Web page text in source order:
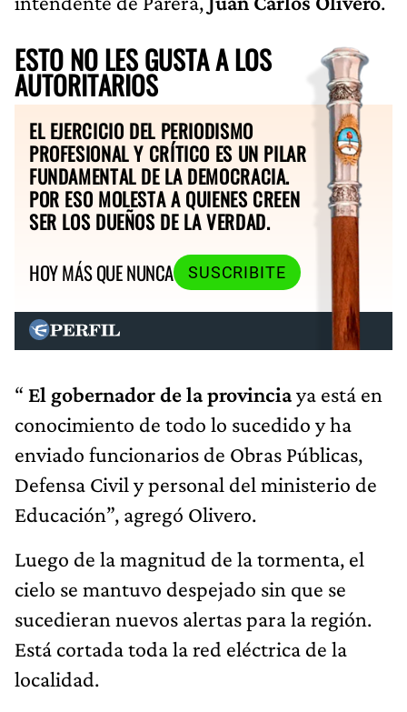
ESTO NO LES GUSTA A LOS
AUTORITARIOS
EL EJERCICIO DEL PERIODISMO
PROFESIONAL Y CRÍTICO ES UN PILAR
FUNDAMENTAL DE LA DEMOCRACIA.
POR ESO MOLESTA A QUIENES CREEN
SER LOS DUEÑOS DE LA VERDAD.
HOY MÁS QUE NUNCA
SUSCRIBITE
“ El gobernador de la provinciaya está en
conocimiento de todo lo sucedido y ha
enviado funcionarios de Obras Públicas,
Defensa Civil y personal del ministerio de
Educación”, agregó Olivero.
Luego de la magnitud de la tormenta, el
cielo se mantuvo despejado sin que se
sucedieran nuevos alertas para la región.
Está cortada toda la red eléctrica de la
localidad.